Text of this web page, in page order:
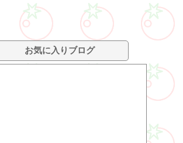
お気に入りブログ